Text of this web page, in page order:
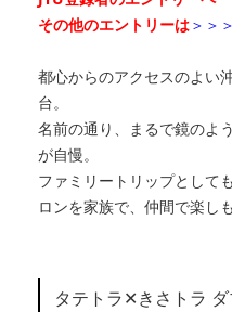
その他のエントリーは＞＞
都心からのアクセスのよい
台。
名前の通り、まるで鏡のよ
が自慢。
ファミリートリップとして
ロンを家族で、仲間で楽し
タテトラ✕きさトラ